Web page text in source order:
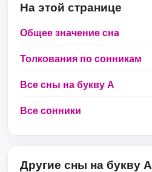
На этой странице
Общее значение сна
Толкования по сонникам
Все сны на букву А
Все сонники
Другие сны на букву А